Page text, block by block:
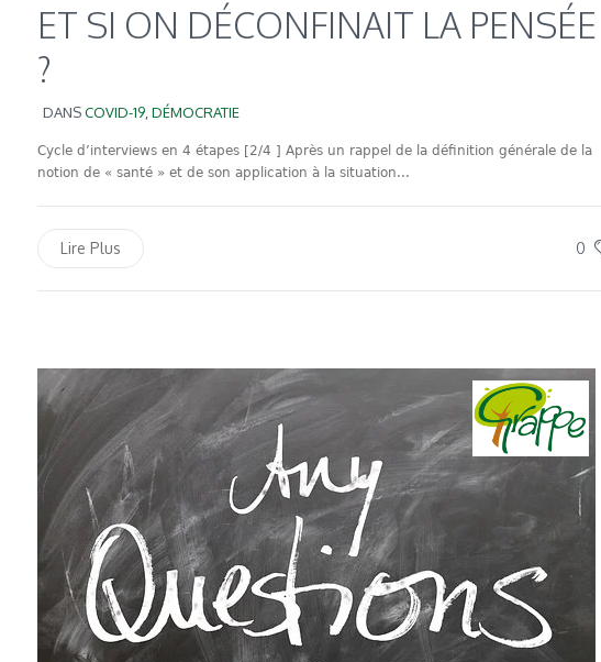
ET SI ON DÉCONFINAIT LA PENSÉE
?
DANSCOVID-19 DÉMOCRATIE
Cycle d’interviews en 4 étapes [2/4 ] Après un rappel de la définition générale de la
notion de « santé » et de son application à la situation...
0
Lire Plus